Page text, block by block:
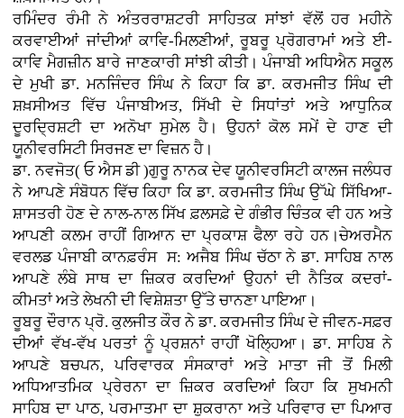
ਰਮਿੰਦਰ ਰੰਮੀ ਨੇ ਅੰਤਰਰਾਸ਼ਟਰੀ ਸਾਹਿਤਕ ਸਾਂਝਾਂ ਵੱਲੋਂ ਹਰ ਮਹੀਨੇ
ਕਰਵਾਈਆਂ ਜਾਂਦੀਆਂ ਕਾਵਿ-ਮਿਲਣੀਆਂ, ਰੂਬਰੂ ਪ੍ਰੋਗਰਾਮਾਂ ਅਤੇ ਈ-
ਕਾਵਿ ਮੈਗਜ਼ੀਨ ਬਾਰੇ ਜਾਣਕਾਰੀ ਸਾਂਝੀ ਕੀਤੀ। ਪੰਜਾਬੀ ਅਧਿਐਨ ਸਕੂਲ
ਦੇ ਮੁਖੀ ਡਾ. ਮਨਜਿੰਦਰ ਸਿੰਘ ਨੇ ਕਿਹਾ ਕਿ ਡਾ. ਕਰਮਜੀਤ ਸਿੰਘ ਦੀ
ਸ਼ਖ਼ਸੀਅਤ ਵਿੱਚ ਪੰਜਾਬੀਅਤ, ਸਿੱਖੀ ਦੇ ਸਿਧਾਂਤਾਂ ਅਤੇ ਆਧੁਨਿਕ
ਦੂਰਦ੍ਰਿਸ਼ਟੀ ਦਾ ਅਨੋਖਾ ਸੁਮੇਲ ਹੈ। ਉਹਨਾਂ ਕੋਲ ਸਮੇਂ ਦੇ ਹਾਣ ਦੀ
ਯੂਨੀਵਰਸਿਟੀ ਸਿਰਜਣ ਦਾ ਵਿਜ਼ਨ ਹੈ।
ਡਾ. ਨਵਜੋਤ( ਓ ਐਸ ਡੀ )ਗੁਰੂ ਨਾਨਕ ਦੇਵ ਯੂਨੀਵਰਸਿਟੀ ਕਾਲਜ ਜਲੰਧਰ
ਨੇ ਆਪਣੇ ਸੰਬੋਧਨ ਵਿੱਚ ਕਿਹਾ ਕਿ ਡਾ. ਕਰਮਜੀਤ ਸਿੰਘ ਉੱਘੇ ਸਿੱਖਿਆ-
ਸ਼ਾਸਤਰੀ ਹੋਣ ਦੇ ਨਾਲ-ਨਾਲ ਸਿੱਖ ਫ਼ਲਸਫ਼ੇ ਦੇ ਗੰਭੀਰ ਚਿੰਤਕ ਵੀ ਹਨ ਅਤੇ
ਆਪਣੀ ਕਲਮ ਰਾਹੀਂ ਗਿਆਨ ਦਾ ਪ੍ਰਕਾਸ਼ ਫੈਲਾ ਰਹੇ ਹਨ।ਚੇਅਰਮੈਨ
ਵਰਲਡ ਪੰਜਾਬੀ ਕਾਨਫ਼ਰੰਸ ਸ: ਅਜੈਬ ਸਿੰਘ ਚੱਠਾ ਨੇ ਡਾ. ਸਾਹਿਬ ਨਾਲ
ਆਪਣੇ ਲੰਬੇ ਸਾਥ ਦਾ ਜ਼ਿਕਰ ਕਰਦਿਆਂ ਉਹਨਾਂ ਦੀ ਨੈਤਿਕ ਕਦਰਾਂ-
ਕੀਮਤਾਂ ਅਤੇ ਲੇਖਨੀ ਦੀ ਵਿਸ਼ੇਸ਼ਤਾ ਉੱਤੇ ਚਾਨਣਾ ਪਾਇਆ।
ਰੂਬਰੂ ਦੌਰਾਨ ਪ੍ਰੋ. ਕੁਲਜੀਤ ਕੌਰ ਨੇ ਡਾ. ਕਰਮਜੀਤ ਸਿੰਘ ਦੇ ਜੀਵਨ-ਸਫ਼ਰ
ਦੀਆਂ ਵੱਖ-ਵੱਖ ਪਰਤਾਂ ਨੂੰ ਪ੍ਰਸ਼ਨਾਂ ਰਾਹੀਂ ਖੋਲ੍ਹਿਆ। ਡਾ. ਸਾਹਿਬ ਨੇ
ਆਪਣੇ ਬਚਪਨ, ਪਰਿਵਾਰਕ ਸੰਸਕਾਰਾਂ ਅਤੇ ਮਾਤਾ ਜੀ ਤੋਂ ਮਿਲੀ
ਅਧਿਆਤਮਿਕ ਪ੍ਰੇਰਨਾ ਦਾ ਜ਼ਿਕਰ ਕਰਦਿਆਂ ਕਿਹਾ ਕਿ ਸੁਖਮਨੀ
ਸਾਹਿਬ ਦਾ ਪਾਠ, ਪਰਮਾਤਮਾ ਦਾ ਸ਼ੁਕਰਾਨਾ ਅਤੇ ਪਰਿਵਾਰ ਦਾ ਪਿਆਰ